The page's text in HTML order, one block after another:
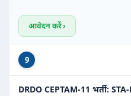
आवेदन करें ›
9
DRDO CEPTAM-11 भर्ती: